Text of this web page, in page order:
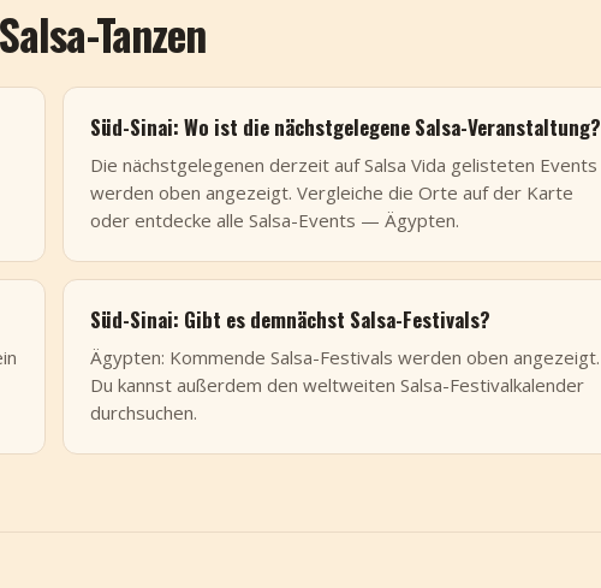
Tanzen
Süd-Sinai: Wo ist die nächstgelegene Salsa-Veranstaltung?
Die nächstgelegenen derzeit auf Salsa Vida gelisteten Events
werden oben angezeigt. Vergleiche die Orte auf der Karte
oder entdecke alle Salsa-Events — Ägypten.
Süd-Sinai: Gibt es demnächst Salsa-Festivals?
Ägypten: Kommende Salsa-Festivals werden oben angezeigt.
Du kannst außerdem den weltweiten Salsa-Festivalkalender
durchsuchen.